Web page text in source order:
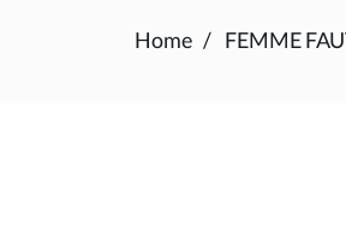
Home FEMME